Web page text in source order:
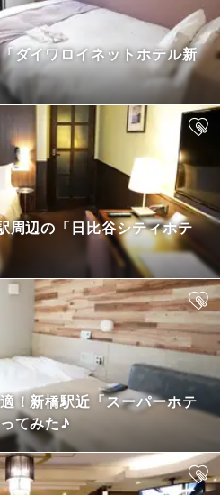
ダイワロイネットホテル新
周辺の「日比谷シティホテ
！新橋駅近「スーパーホテ
てみた♪